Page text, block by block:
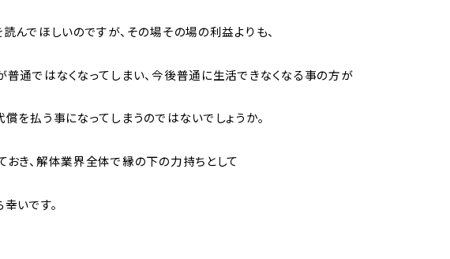
んでほしいのですが、その場その場の利益よりも、
通ではなくなってしまい、今後普通に生活できなくなる事の方が
を払う事になってしまうのではないでしょうか。
き、解体業界全体で縁の下の力持ちとして
いです。